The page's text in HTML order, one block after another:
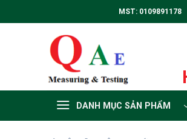
to
MST:
DANH MỤC SẢN PHẨM